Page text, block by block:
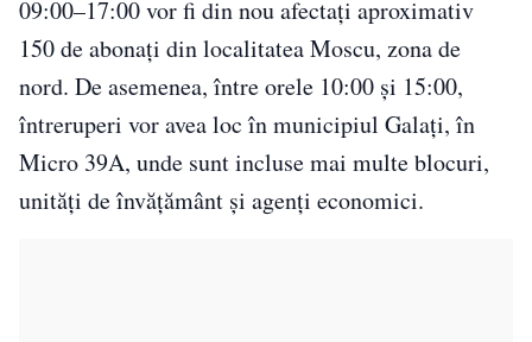
09:00–17:00 vor fi din nou afectați aproximativ
150 de abonați din localitatea Moscu, zona de
nord. De asemenea, între orele 10:00 și 15:00,
întreruperi vor avea loc în municipiul Galați, în
Micro 39A, unde sunt incluse mai multe blocuri,
unități de învățământ și agenți economici.